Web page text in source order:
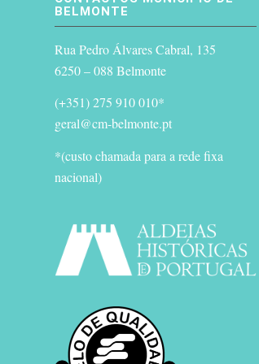
BELMONTE
Rua Pedro Álvares Cabral, 135
6250 – 088 Belmonte
(+351) 275 910 010*
geral@cm-belmonte.pt
*(custo chamada para a rede fixa
nacional)